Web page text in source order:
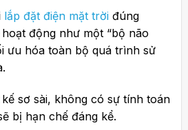
lắp đặt điện mặt trờiđúng
động như một “bộ não
ưu hóa toàn bộ quá trình sử
sơ sài, không có sự tính toán
bị hạn chế đáng kể.